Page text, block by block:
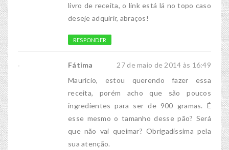
livro de receita, o link está lá no topo caso
deseje adquirir, abraços!
RESPONDER
Fátima
27 de maio de 2014 às 16:49
Maurício, estou querendo fazer essa
receita, porém acho que são poucos
ingredientes para ser de 900 gramas. É
esse mesmo o tamanho desse pão? Será
que não vai queimar? Obrigadíssima pela
sua atenção.